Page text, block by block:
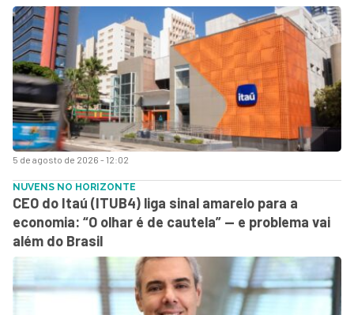
5 de agosto de 2026 - 12:02
NUVENS NO HORIZONTE
CEO do Itaú (ITUB4) liga sinal amarelo para a
economia: “O olhar é de cautela” — e problema vai
além do Brasil